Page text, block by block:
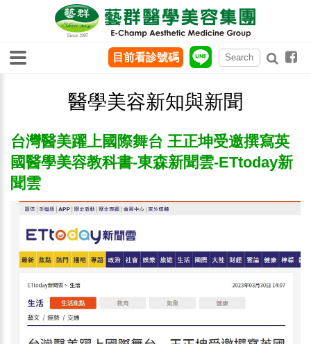
醫學美容新知與新聞
台灣醫美躍上國際舞台 王正坤受邀撰寫英
國醫學美容教科書-東森新聞雲-ETtoday新
聞雲
目前看診號碼